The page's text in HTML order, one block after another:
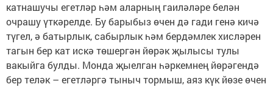
катнашучы егетләр һәм аларның гаиләләре белән
очрашу үткәрелде. Бу барыбыз өчен дә гади генә кичә
түгел, ә батырлык, сабырлык һәм бердәмлек хисләрен
тагын бер кат искә төшергән йөрәк җылысы тулы
вакыйга булды. Монда җыелган һәркемнең йөрәгендә
бер теләк – егетләргә тыныч тормыш, аяз күк йөзе өчен